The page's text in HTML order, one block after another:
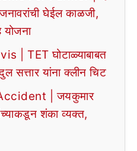
घेईल काळजी,
| TET घोटाळ्याबाबत
सत्तार यांना क्लीन चिट
| जयकुमार
शंका व्यक्त,